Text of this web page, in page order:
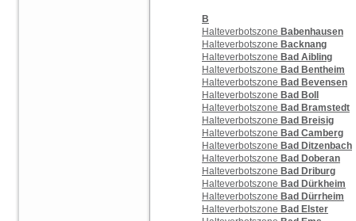
B
Halteverbotszone Babenhausen
Halteverbotszone Backnang
Halteverbotszone Bad Aibling
Halteverbotszone Bad Bentheim
Halteverbotszone Bad Bevensen
Halteverbotszone Bad Boll
Halteverbotszone Bad Bramstedt
Halteverbotszone Bad Breisig
Halteverbotszone Bad Camberg
Halteverbotszone Bad Ditzenbach
Halteverbotszone Bad Doberan
Halteverbotszone Bad Driburg
Halteverbotszone Bad Dürkheim
Halteverbotszone Bad Dürrheim
Halteverbotszone Bad Elster